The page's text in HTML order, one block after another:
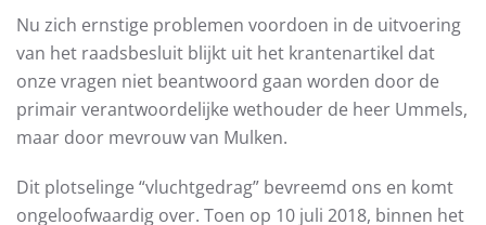
Nu zich ernstige problemen voordoen in de uitvoering
van het raadsbesluit blijkt uit het krantenartikel dat
onze vragen niet beantwoord gaan worden door de
primair verantwoordelijke wethouder de heer Ummels,
maar door mevrouw van Mulken.
Dit plotselinge “vluchtgedrag” bevreemd ons en komt
ongeloofwaardig over. Toen op 10 juli 2018, binnen het